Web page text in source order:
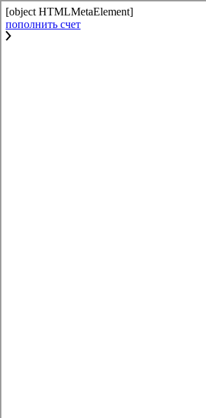
[object HTMLMetaElement]
пополнить счет